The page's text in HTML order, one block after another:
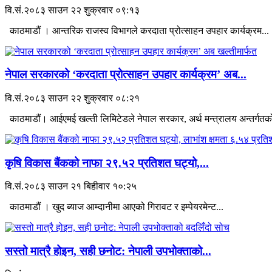
वि.सं.२०८३ साउन २२ शुक्रवार ०९:१३
काठमाडौं । आन्तरिक राजस्व विभागले करदाता प्रोत्साहन उपहार कार्यक्रम...
नेपाल सरकारको ‘करदाता प्रोत्साहन उपहार कार्यक्रम’ अब...
वि.सं.२०८३ साउन २२ शुक्रवार ०८:२१
काठमाडौं। आईएमई खल्ती लिमिटेडले नेपाल सरकार, अर्थ मन्त्रालय
कृषि विकास बैंकको नाफा २९.५२ प्रतिशत घट्यो,...
वि.सं.२०८३ साउन २१ बिहीवार १०:२५
काठमाडौं । खुद ब्याज आम्दानीमा आएको गिरावट र इम्पेयरमेन्ट...
सस्तो मात्रै होइन, सही छनोट: नेपाली उपभोक्ताको...